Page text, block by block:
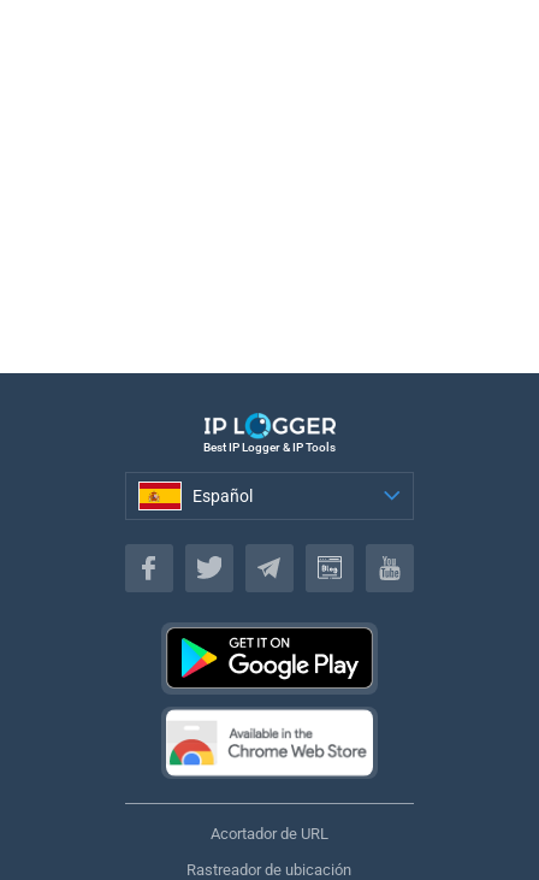
Best IP Logger & IP Tools
Español
Español
Acortador de URL
Rastreador de ubicación